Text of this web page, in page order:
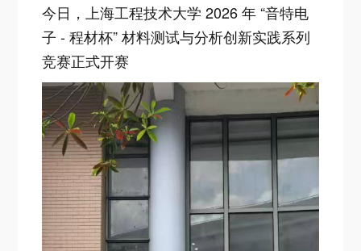
今日，上海工程技术大学 2026 年 “音特电
子 - 程材杯” 材料测试与分析创新实践系列
竞赛正式开赛